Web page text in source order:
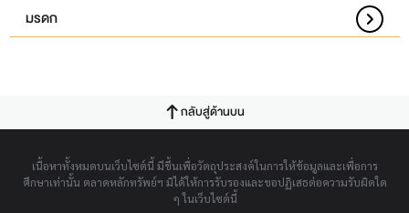
มรดก
กลับสู่ด้านบน
เนื้อหาทั้งหมดบนเว็บไซต์นี้ มีขึ้นเพื่อวัตถุประสงค์ในการให้ข้อมูลและเพื่อการ
ศึกษาเท่านั้น ตลาดหลักทรัพย์ฯ มิได้ให้การรับรองและขอปฏิเสธต่อความรับผิดใด
ๆ ในเว็บไซต์นี้